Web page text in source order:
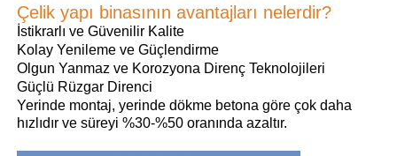
Ürünler
VİDEOLAR
Çelik yapı binasının avantajları nelerdir?
İstikrarlı ve Güvenilir Kalite
Kolay Yenileme ve Güçlendirme
Olgun Yanmaz ve Korozyona Direnç Teknolojileri
Güçlü Rüzgar Direnci
Yerinde montaj, yerinde dökme betona göre çok daha
hızlıdır ve süreyi %30-%50 oranında azaltır.